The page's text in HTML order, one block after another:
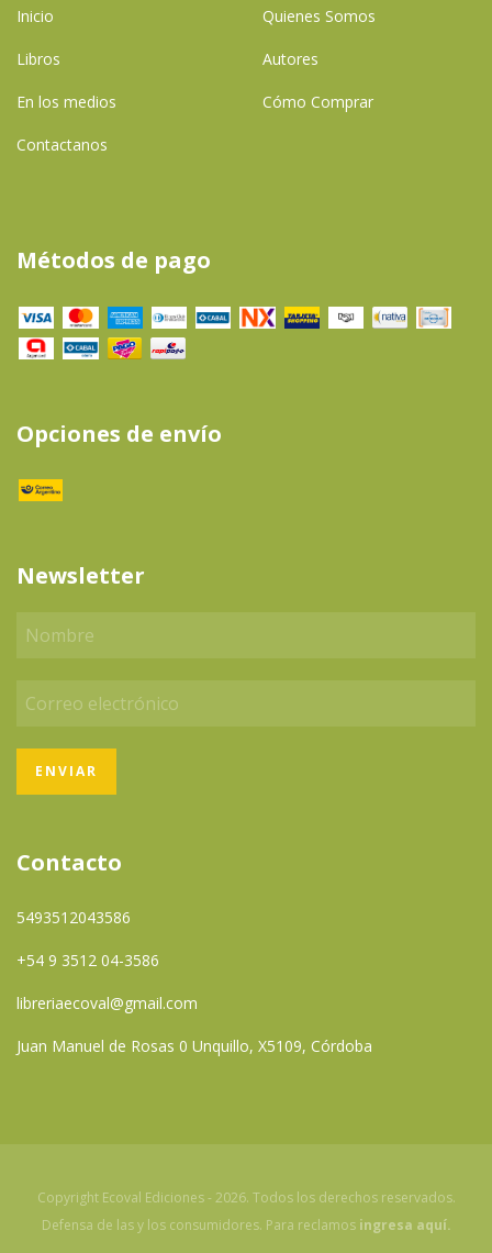
Inicio Quienes Somos
Libros Autores
En los medios Cómo Comprar
Contactanos
Métodos de pago
Opciones de envío
Newsletter
Contacto
5493512043586
+54 9 3512 04-3586
libreriaecoval@gmail.com
Juan Manuel de Rosas 0 Unquillo, X5109, Córdoba
Copyright Ecoval Ediciones - 2026. Todos los derechos reservados.
Defensa de las y los consumidores. Para reclamos ingresa aquí.